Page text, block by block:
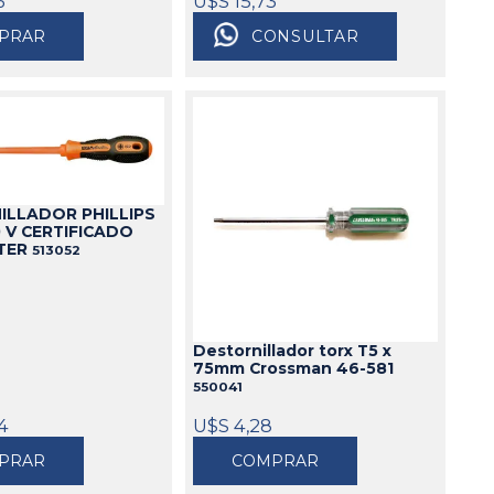
Mesas
CONSULTAR
PHILLIPS
CERTIFICADO
513052
Destornillador torx T5 x
75mm Crossman 46-581
550041
U$S 4,28
COMPRAR